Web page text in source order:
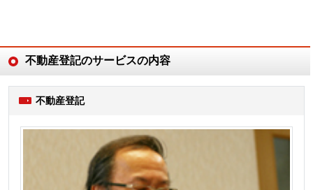
不動産登記のサービスの内容
不動産登記